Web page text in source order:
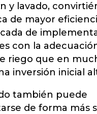
y lavado,
de mayor
de
con la
riego que en
inversión inicial
también puede
de forma más